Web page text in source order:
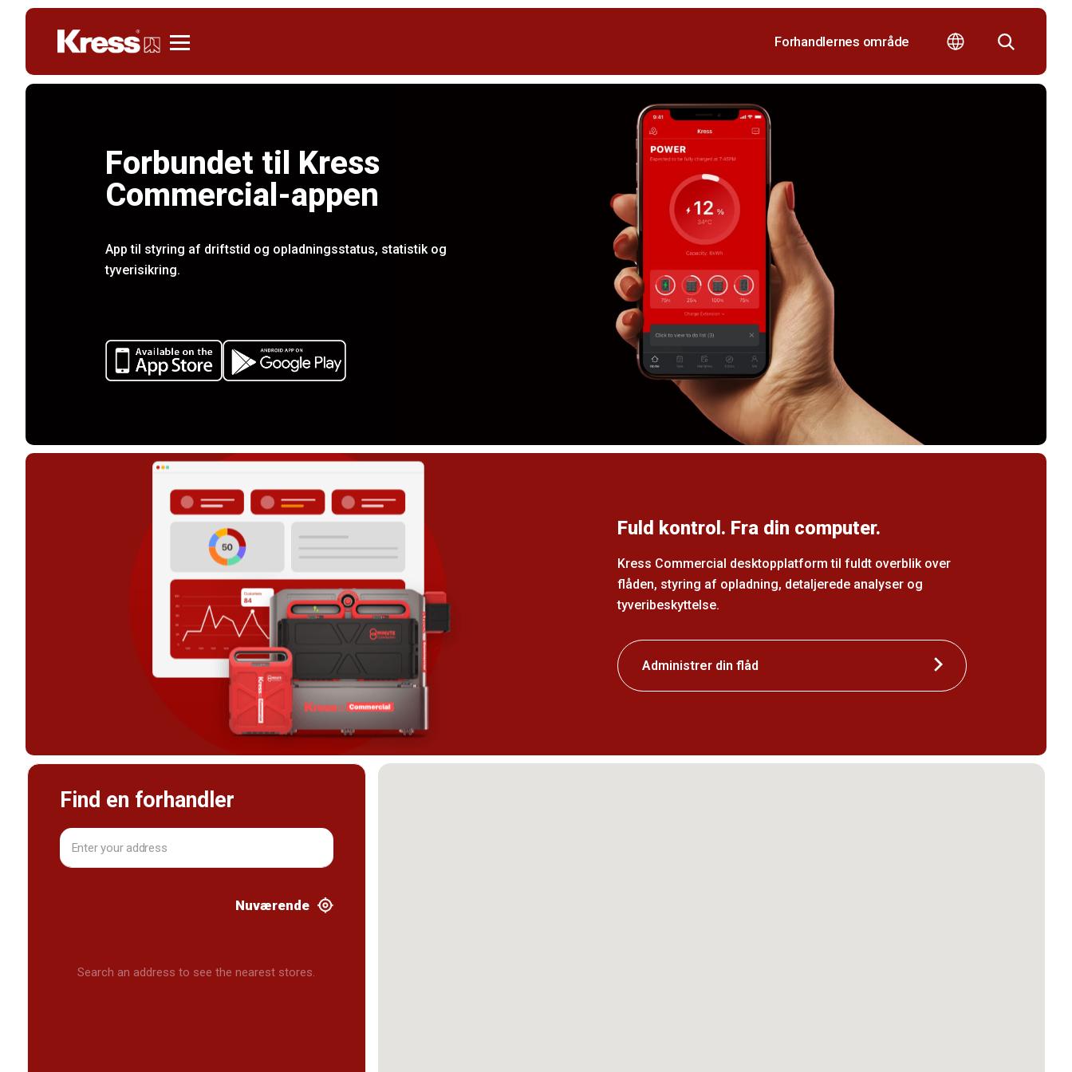
Forhandlernes område
Forbundet til Kress
Commercial-appen
App til styring af driftstid og opladningsstatus, statistik og
tyverisikring.
Fuld kontrol. Fra din computer.
Kress Commercial desktopplatform til fuldt overblik over
flåden, styring af opladning, detaljerede analyser og
tyveribeskyttelse.
Administrer din flåd
Find en forhandler
Nuværende
Search an address to see the nearest stores.